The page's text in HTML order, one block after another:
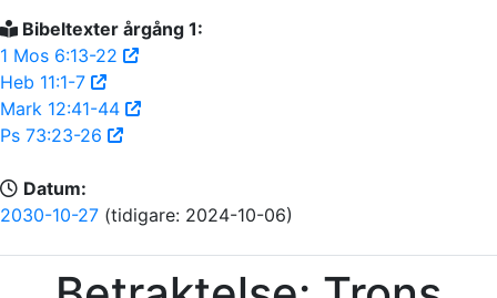
Bibeltexter årgång 1:
1 Mos 6:13-22
Heb 11:1-7
Mark 12:41-44
Ps 73:23-26
Datum:
2030-10-27 (tidigare: 2024-10-06)